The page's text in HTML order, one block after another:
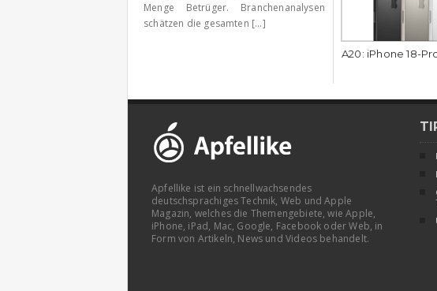
Menge Betrüger. Branchenanalysen
schätzen die gesamten [...]
A20: iPhone 18-
Apfellike ist ein schnellwachsendes
deutschsprachiges Technik, Web und Apple
Magazin, welches die Themengebiete, wie Apple,
iPhone, iPad, Mac, Google, Facebook oder Web, in
Form von Artikeln, News und Videos behandelt.